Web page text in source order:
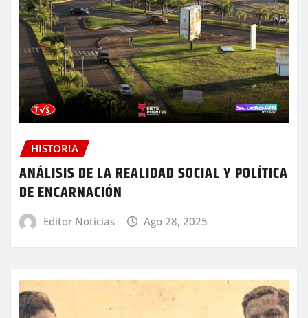
HISTORIA
ANÁLISIS DE LA REALIDAD SOCIAL Y POLÍTICA
DE ENCARNACIÓN
Editor Noticias Ago 28, 2025